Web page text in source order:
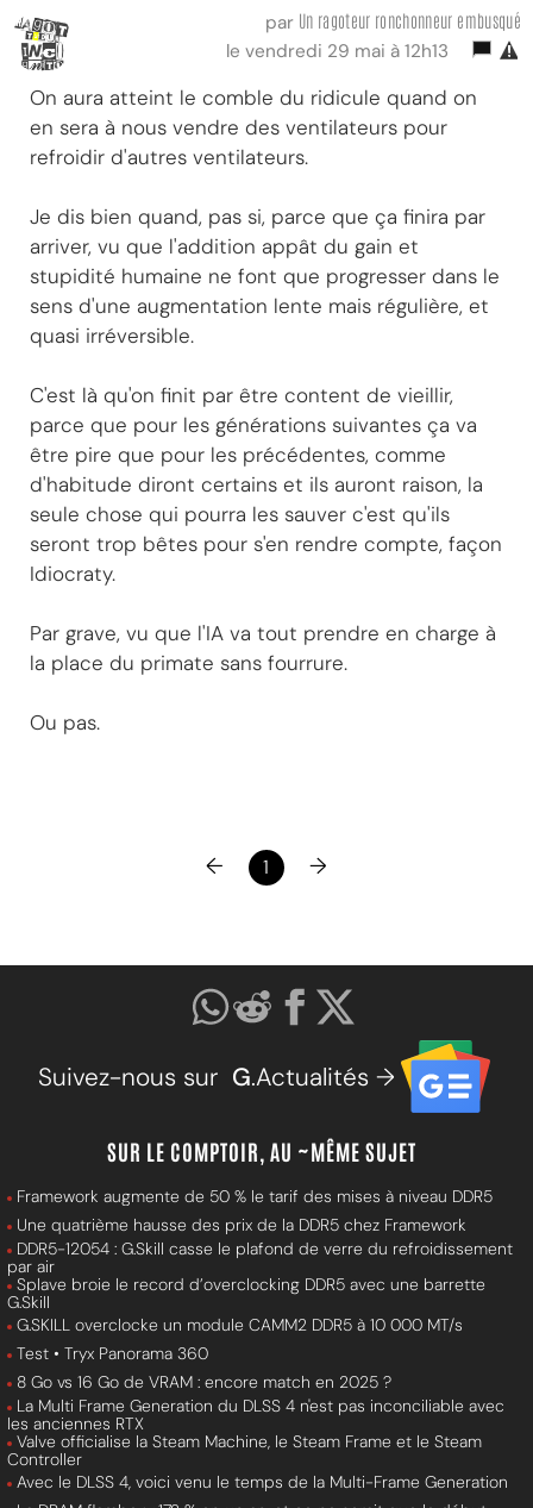
par Un ragoteur ronchonneur embusqué
le vendredi 29 mai à 12h13
On aura atteint le comble du ridicule quand on
en sera à nous vendre des ventilateurs pour
refroidir d'autres ventilateurs.
Je dis bien quand, pas si, parce que ça finira par
arriver, vu que l'addition appât du gain et
stupidité humaine ne font que progresser dans le
sens d'une augmentation lente mais régulière, et
quasi irréversible.
C'est là qu'on finit par être content de vieillir,
parce que pour les générations suivantes ça va
être pire que pour les précédentes, comme
d'habitude diront certains et ils auront raison, la
seule chose qui pourra les sauver c'est qu'ils
seront trop bêtes pour s'en rendre compte, façon
Idiocraty.
Par grave, vu que l'IA va tout prendre en charge à
la place du primate sans fourrure.
Ou pas.
← 1 →
Suivez-nous sur G.Actualités →
SUR LE COMPTOIR, AU ~MÊME SUJET
Framework augmente de 50 % le tarif des mises à niveau DDR5
Une quatrième hausse des prix de la DDR5 chez Framework
DDR5-12054 : G.Skill casse le plafond de verre du refroidissement
par air
Splave broie le record d’overclocking DDR5 avec une barrette
G.Skill
G.SKILL overclocke un module CAMM2 DDR5 à 10 000 MT/s
Test • Tryx Panorama 360
8 Go vs 16 Go de VRAM : encore match en 2025 ?
La Multi Frame Generation du DLSS 4 n'est pas inconciliable avec
les anciennes RTX
Valve officialise la Steam Machine, le Steam Frame et le Steam
Controller
Avec le DLSS 4, voici venu le temps de la Multi-Frame Generation